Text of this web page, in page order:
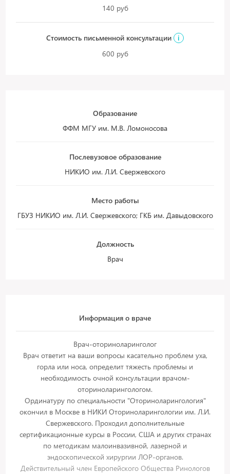
140 руб
Стоимость письменной консультации
i
600 руб
Образование
ФФМ МГУ им. М.В. Ломоносова
Послевузовое образование
НИКИО им. Л.И. Свержевского
Место работы
ГБУЗ НИКИО им. Л.И. Свержевского; ГКБ им. Давыдовского
Должность
Врач
Информация о враче
Врач-оториноларинголог
Врач ответит на ваши вопросы касательно проблем уха,
горла или носа, определит тяжесть проблемы и
необходимость очной консультации врачом-
оториноларингологом.
Ординатуру по специальности "Оториноларингология"
окончил в Москве в НИКИ Оториноларингологии им. Л.И.
Свержевского. Проходил дополнительные
сертификационные курсы в России, США и других странах
по методикам малоинвазивной, лазерной и
эндоскопической хирургии ЛОР-органов.
Действительный член Европейского Общества Ринологов